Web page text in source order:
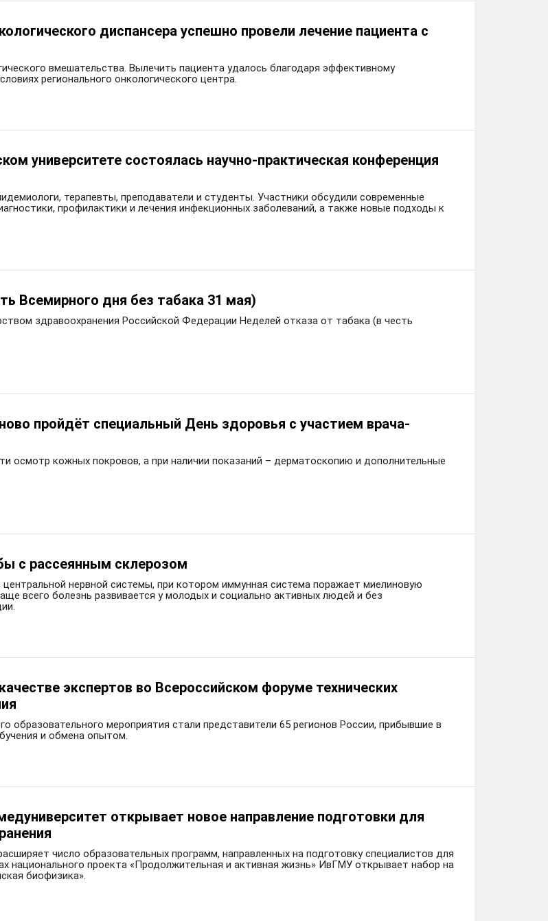
диспансера успешно провели лечение пациента с
вмешательства. Вылечить пациента удалось благодаря эффективному
регионального онкологического центра.
университете состоялась научно-практическая конференция
терапевты, преподаватели и студенты. Участники обсудили современные
профилактики и лечения инфекционных заболеваний, а также новые подходы к
Всемирного дня без табака 31 мая)
здравоохранения Российской Федерации Неделей отказа от табака (в честь
пройдёт специальный День здоровья с участием врача-
осмотр кожных покровов, а при наличии показаний – дерматоскопию и дополнительные
с рассеянным склерозом
нервной системы, при котором иммунная система поражает миелиновую
всего болезнь развивается у молодых и социально активных людей и без
экспертов во Всероссийском форуме технических
мероприятия стали представители 65 регионов России, прибывшие в
и обмена опытом.
открывает новое направление подготовки для
число образовательных программ, направленных на подготовку специалистов для
национального проекта «Продолжительная и активная жизнь» ИвГМУ открывает набор на
биофизика».